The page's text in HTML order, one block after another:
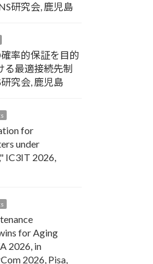
研究会, 鹿児島
率的保証を目的
最適接続先制
究会, 鹿児島
for
under
IC3IT 2026,
for Aging
2026, in
2026, Pisa,